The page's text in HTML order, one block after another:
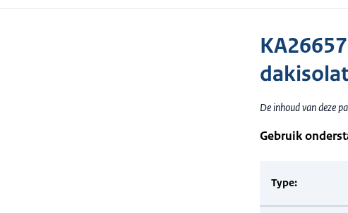
De inhoud van deze
Gebruik
Type: